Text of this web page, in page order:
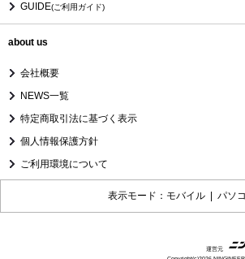
GUIDE(ご利用ガイド)
about us
会社概要
NEWS一覧
特定商取引法に基づく表示
個人情報保護方針
ご利用環境について
表示モード：モバイル | パソ
運営元